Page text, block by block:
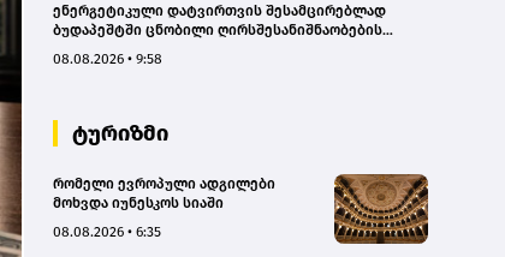
ენერგეტიკული დატვირთვის შესამცირებლად
ბუდაპეშტში ცნობილი ღირსშესანიშნაობების
08.08.2026 • 9:58
ტურიზმი
რომელი ევროპული ადგილები
მოხვდა იუნესკოს სიაში
08.08.2026 • 6:35